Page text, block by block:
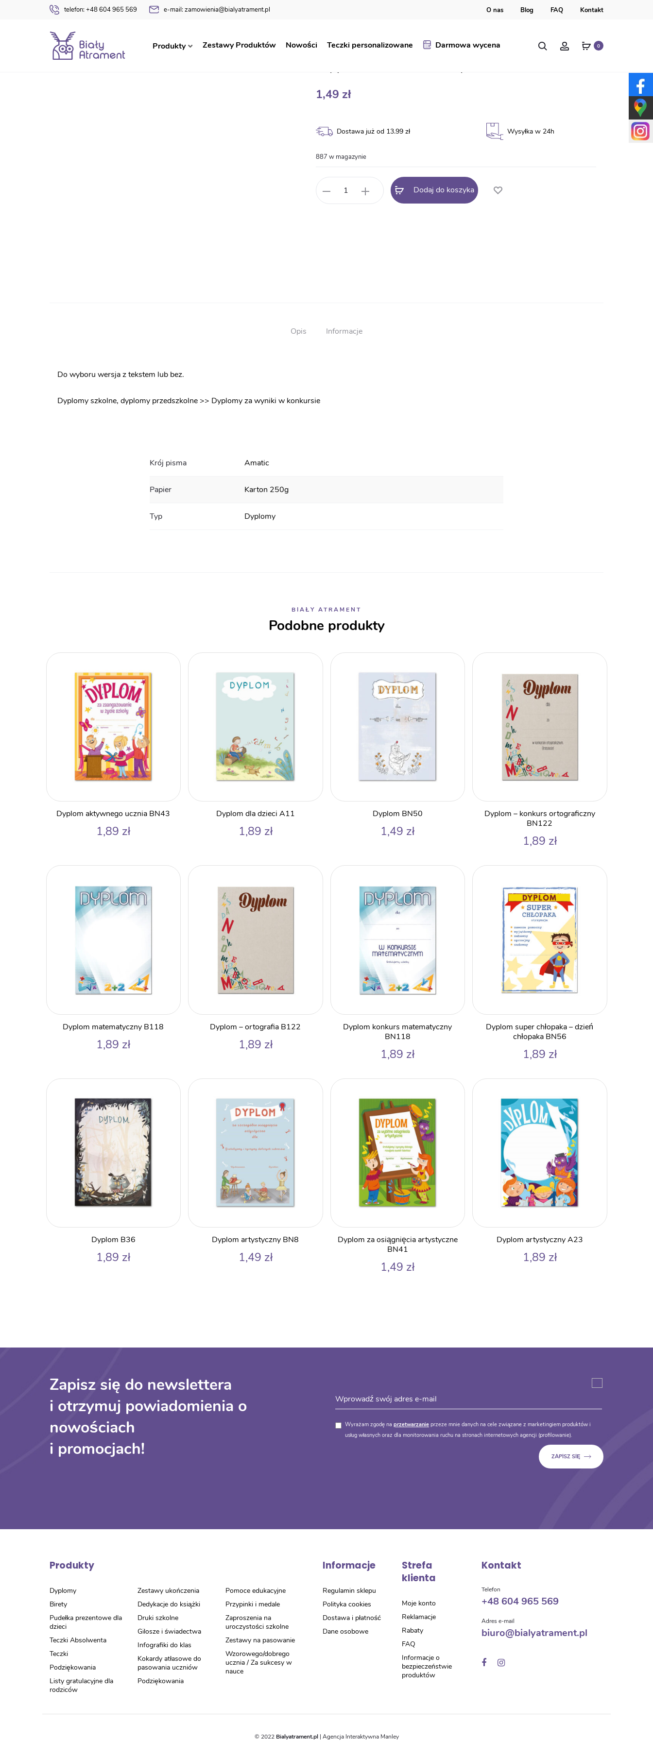
telefon: +48 604 965 569 e-mail: zamowienia@bialyatrament.pl O nas Blog FAQ Kontakt
Produkty Zestawy Produktów Nowości Teczki personalizowane Darmowa wycena Szukaj Account0
Strona główna
1,49 zł
Dostawa już od 13.99 zł Wysyłka w 24h
887 w magazynie
konkursowy
Dodaj do koszyka
Opis Informacje
Do wyboru wersja z tekstem lub bez.
Dyplomy szkolne, dyplomy przedszkolne >> Dyplomy za wyniki w konkursie
Krój pisma Amatic
Papier Karton 250g
Typ Dyplomy
BIAŁY ATRAMENT
Podobne produkty
Dyplom aktywnego ucznia BN43
1,89 zł
Dyplom dla dzieci A11
1,89 zł
Dyplom BN50
1,49 zł
Dyplom – konkurs ortograficzny
BN122
1,89 zł
Dyplom matematyczny B118
1,89 zł
Dyplom – ortografia B122
1,89 zł
Dyplom konkurs matematyczny
BN118
1,89 zł
Dyplom super chłopaka – dzień
chłopaka BN56
1,89 zł
Dyplom B36
1,89 zł
Dyplom artystyczny BN8
1,49 zł
Dyplom za osiągnięcia artystyczne
BN41
1,49 zł
Dyplom artystyczny A23
1,89 zł
Zapisz się do newslettera
i otrzymuj powiadomienia o
nowościach
i promocjach!
Wyrażam zgodę na przetwarzanie przeze mnie danych na cele związane z marketingiem produktów i
usług własnych oraz dla monitorowania ruchu na stronach internetowych agencji (profilowanie).
Produkty
Dyplomy
Birety
Pudełka prezentowe dla
dzieci
Teczki Absolwenta
Teczki
Podziękowania
Listy gratulacyjne dla
rodziców
Zestawy ukończenia
Dedykacje do książki
Druki szkolne
Gilosze i świadectwa
Infografiki do klas
Kokardy atłasowe do
pasowania uczniów
Podziękowania
Pomoce edukacyjne
Przypinki i medale
Zaproszenia na
uroczystości szkolne
Zestawy na pasowanie
Wzorowego/dobrego
ucznia / Za sukcesy w
nauce
Informacje
Regulamin sklepu
Polityka cookies
Dostawa i płatność
Dane osobowe
Strefa
klienta
Moje konto
Reklamacje
Rabaty
FAQ
Informacje o
bezpieczeństwie
produktów
Kontakt
Telefon
+48 604 965 569
Adres e-mail
biuro@bialyatrament.pl
© 2022 Bialyatrament.pl| Agencja Interaktywna Manley